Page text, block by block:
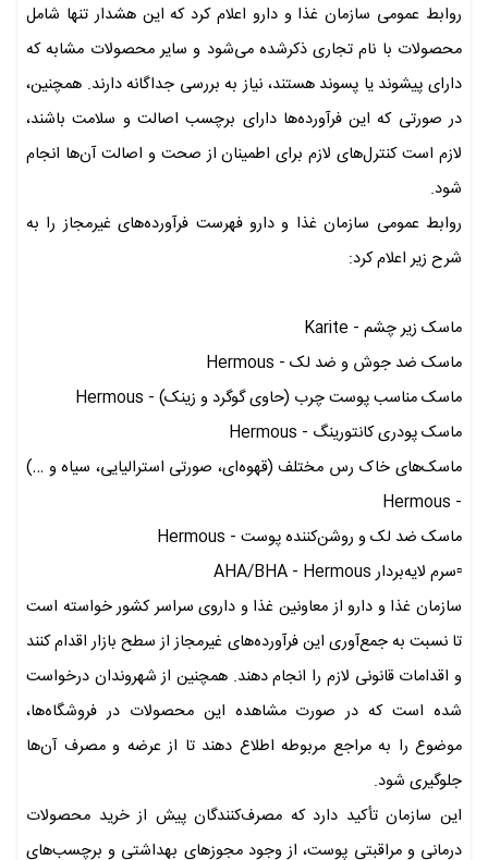
روابط عمومی سازمان غذا و دارو اعلام کرد که این هشدار تنها شامل
محصولات با نام تجاری ذکرشده می‌شود و سایر محصولات مشابه که
دارای پیشوند یا پسوند هستند، نیاز به بررسی جداگانه دارند. همچنین،
در صورتی که این فرآورده‌ها دارای برچسب اصالت و سلامت باشند،
لازم است کنترل‌های لازم برای اطمینان از صحت و اصالت آن‌ها انجام
شود.
روابط عمومی سازمان غذا و دارو فهرست فرآورده‌های غیرمجاز را به
شرح زیر اعلام کرد:
ماسک زیر چشم - Karite
ماسک ضد جوش و ضد لک - Hermous
ماسک مناسب پوست چرب (حاوی گوگرد و زینک) - Hermous
ماسک پودری کانتورینگ - Hermous
ماسک‌های خاک رس مختلف (قهوه‌ای، صورتی استرالیایی، سیاه و …)
- Hermous
ماسک ضد لک و روشن‌کننده پوست - Hermous
▫️سرم لایه‌بردار AHA/BHA - Hermous
سازمان غذا و دارو از معاونین غذا و داروی سراسر کشور خواسته است
تا نسبت به جمع‌آوری این فرآورده‌های غیرمجاز از سطح بازار اقدام کنند
و اقدامات قانونی لازم را انجام دهند. همچنین از شهروندان درخواست
شده است که در صورت مشاهده این محصولات در فروشگاه‌ها،
موضوع را به مراجع مربوطه اطلاع دهند تا از عرضه و مصرف آن‌ها
جلوگیری شود.
این سازمان تأکید دارد که مصرف‌کنندگان پیش از خرید محصولات
درمانی و مراقبتی پوست، از وجود مجوزهای بهداشتی و برچسب‌های